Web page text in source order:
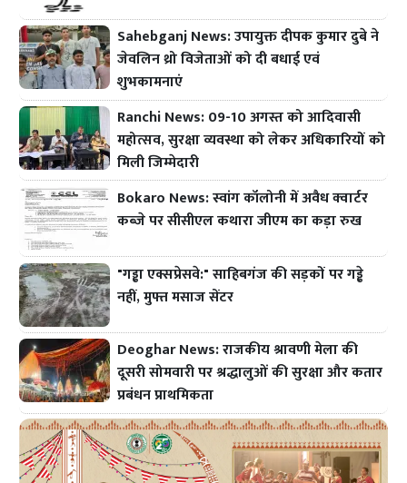
Sahebganj News: उपायुक्त दीपक कुमार दुबे ने
जेवलिन थ्रो विजेताओं को दी बधाई एवं
शुभकामनाएं
Ranchi News: 09-10 अगस्त को आदिवासी
महोत्सव, सुरक्षा व्यवस्था को लेकर अधिकारियों को
मिली जिम्मेदारी
Bokaro News: स्वांग कॉलोनी में अवैध क्वार्टर
कब्जे पर सीसीएल कथारा जीएम का कड़ा रुख
"गड्ढा एक्सप्रेसवे:" साहिबगंज की सड़कों पर गड्ढे
नहीं, मुफ्त मसाज सेंटर
Deoghar News: राजकीय श्रावणी मेला की
दूसरी सोमवारी पर श्रद्धालुओं की सुरक्षा और कतार
प्रबंधन प्राथमिकता